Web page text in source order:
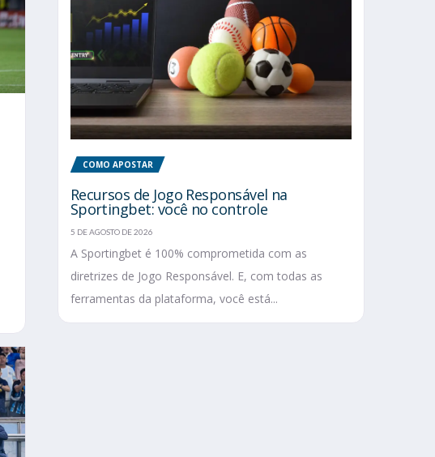
COMO APOSTAR
Recursos de Jogo Responsável na
Sportingbet: você no controle
5 DE AGOSTO DE 2026
A Sportingbet é 100% comprometida com as
diretrizes de Jogo Responsável. E, com todas as
ferramentas da plataforma, você está...